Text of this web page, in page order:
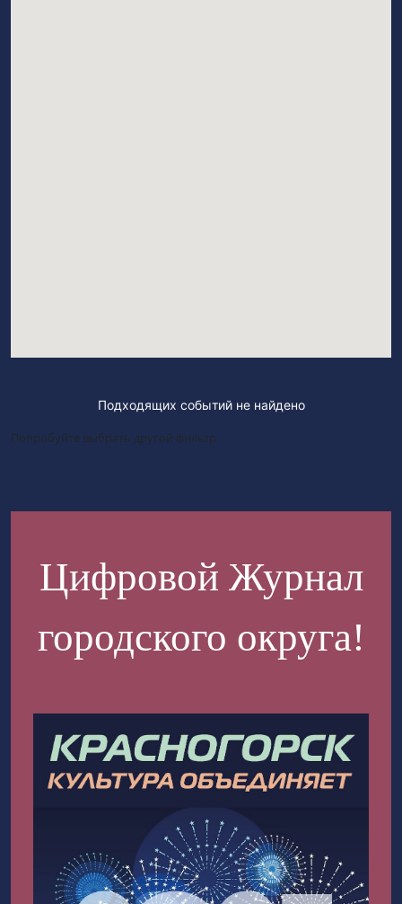
Подходящих событий не найдено
Попробуйте выбрать другой фильтр
Цифровой Журнал
городского округа!